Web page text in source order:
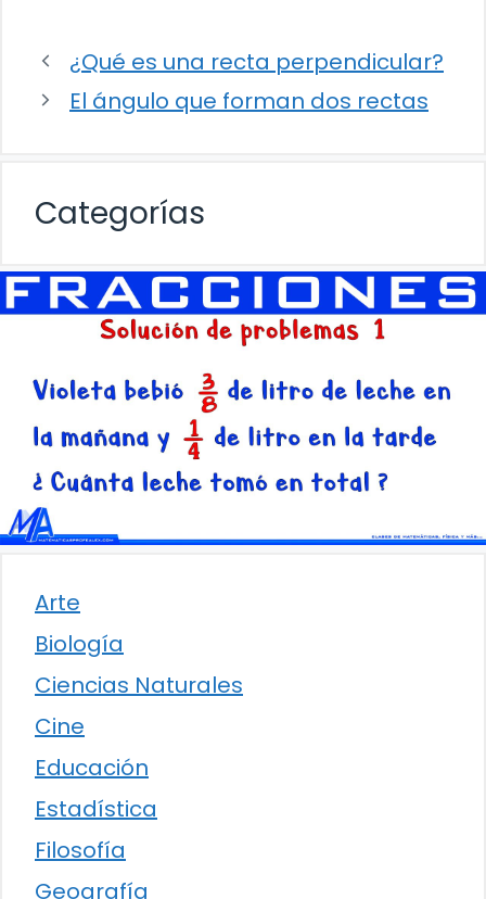
¿Qué es una recta perpendicular?
El ángulo que forman dos rectas
Categorías
Arte
Biología
Ciencias Naturales
Cine
Educación
Estadística
Filosofía
Geografía